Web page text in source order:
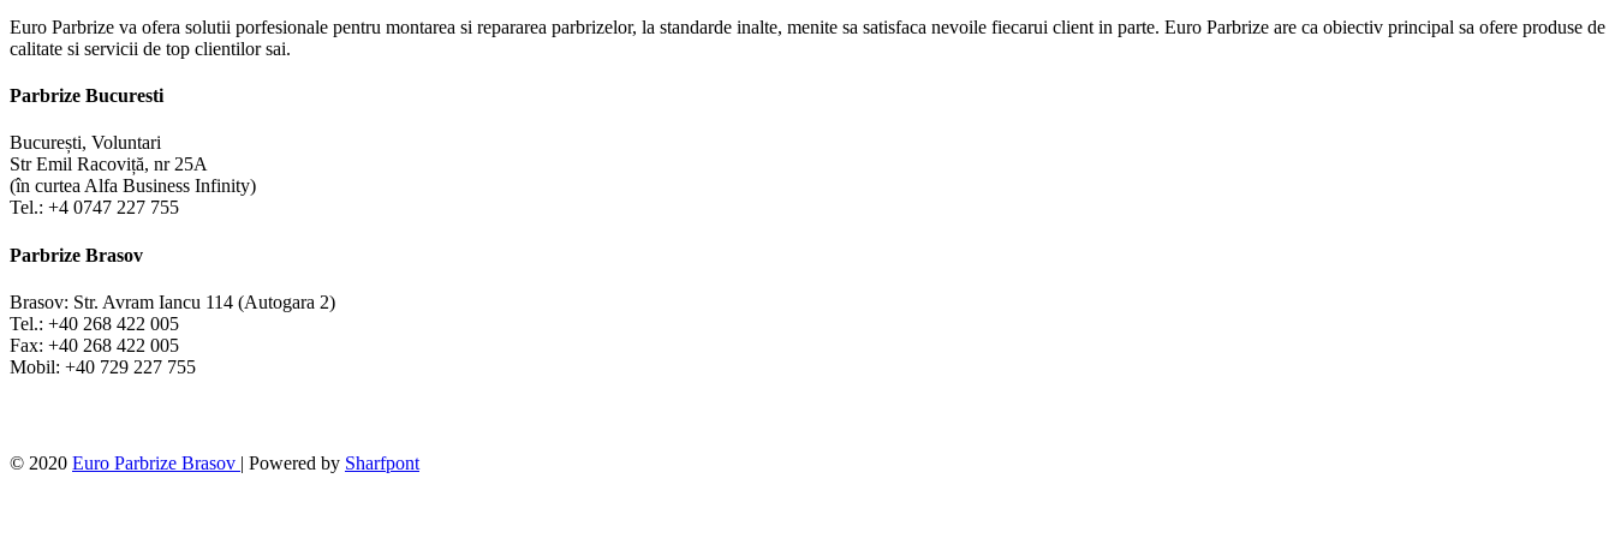
Euro Parbrize va ofera solutii porfesionale pentru montarea si repararea parbrizelor, la standarde inalte, menite sa satisfaca nevoile fiecarui client in parte. Euro Parbrize are ca obiectiv principal sa ofere produse de
calitate si servicii de top clientilor sai.
Parbrize Bucuresti
București, Voluntari
Str Emil Racoviță, nr 25A
(în curtea Alfa Business Infinity)
Tel.: +4 0747 227 755
Parbrize Brasov
Brasov: Str. Avram Iancu 114 (Autogara 2)
Tel.: +40 268 422 005
Fax: +40 268 422 005
Mobil: +40 729 227 755
© 2020 Euro Parbrize Brasov | Powered by Sharfpont